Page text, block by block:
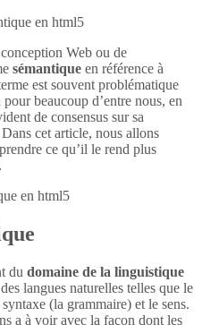
Web ou de
sémantique en référence à
est souvent problématique
beaucoup d’entre nous, en
de consensus sur sa
cet article, nous allons
ce qu’il le rend plus
en html5
du domaine de la linguistique
langues naturelles telles que le
(la grammaire) et le sens.
a à voir avec la façon dont les